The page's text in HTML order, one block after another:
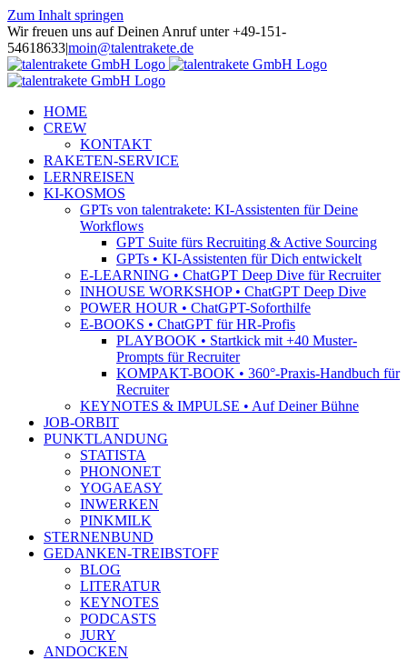
Zum Inhalt springen
Wir freuen uns auf Deinen Anruf unter +49-151-
54618633|moin@talentrakete.de
HOME
CREW
KONTAKT
RAKETEN-SERVICE
LERNREISEN
KI-KOSMOS
GPTs von talentrakete: KI-Assistenten für Deine
Workflows
GPT Suite fürs Recruiting & Active Sourcing
GPTs • KI-Assistenten für Dich entwickelt
E-LEARNING • ChatGPT Deep Dive für Recruiter
INHOUSE WORKSHOP • ChatGPT Deep Dive
POWER HOUR • ChatGPT-Soforthilfe
E-BOOKS • ChatGPT für HR-Profis
PLAYBOOK • Startkick mit +40 Muster-
Prompts für Recruiter
KOMPAKT-BOOK • 360°-Praxis-Handbuch für
Recruiter
KEYNOTES & IMPULSE • Auf Deiner Bühne
JOB-ORBIT
PUNKTLANDUNG
STATISTA
PHONONET
YOGAEASY
INWERKEN
PINKMILK
STERNENBUND
GEDANKEN-TREIBSTOFF
BLOG
LITERATUR
KEYNOTES
PODCASTS
JURY
ANDOCKEN